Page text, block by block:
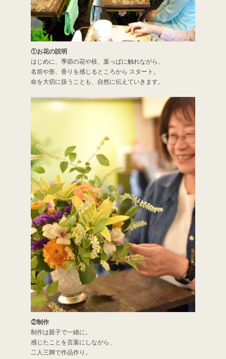
①お花の説明
はじめに、季節の花や枝、葉っぱに触れながら、
名前や形、香りを感じるところから スタート。
命を大切に扱うことも、自然に伝えていきます。
②制作
制作は親子で一緒に。
感じたことを言葉にしながら、
二人三脚で作品作り。